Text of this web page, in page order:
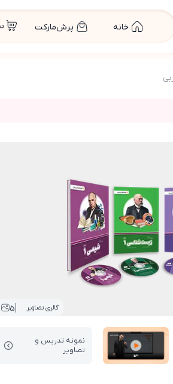
خانه پرش‌مارکت
گالری تصاویر 5
نمونه تدریس‌ و
تصاویر